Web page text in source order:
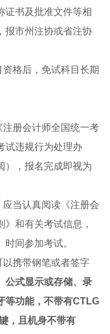
证书及批准文件等相
报市州注协或省注协
资格后，免试科目长期
注册会计师全国统一考
试违规行为处理办
），报名完成即视为
应当认真阅读《注册会
和有关考试信息，
间参加考试。
以携带钢笔或者签字
公式显示或存储、录
等功能，不带有CTLG
，且机身不带有